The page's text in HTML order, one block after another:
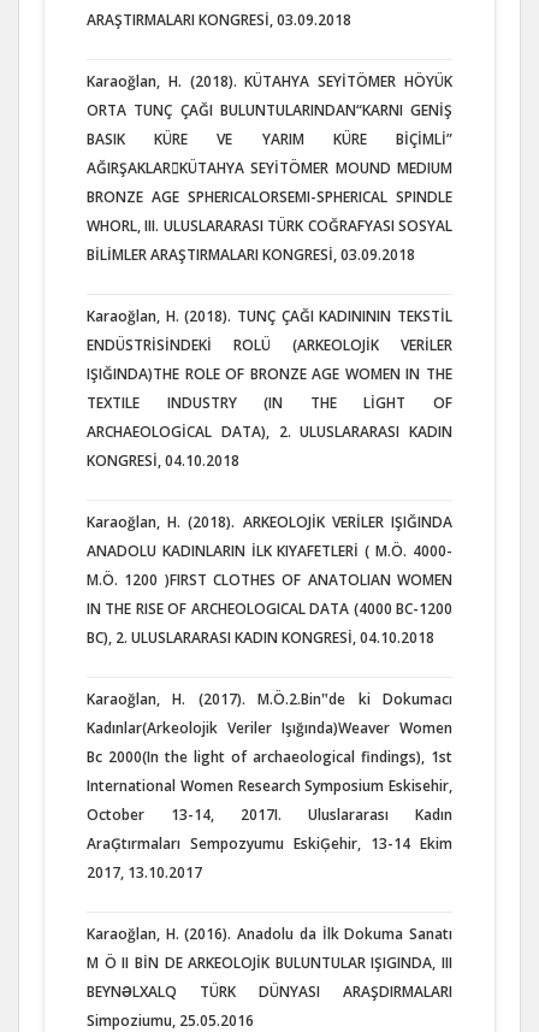
ARAŞTIRMALARI KONGRESİ, 03.09.2018
Karaoğlan, H. (2018). KÜTAHYA SEYİTÖMER HÖYÜK
ORTA TUNÇ ÇAĞI BULUNTULARINDAN“KARNI GENİŞ
BASIK KÜRE VE YARIM KÜRE BİÇİMLİ”
AĞIRŞAKLARKÜTAHYA SEYİTÖMER MOUND MEDIUM
BRONZE AGE SPHERICALORSEMI-SPHERICAL SPINDLE
WHORL, III. ULUSLARARASI TÜRK COĞRAFYASI SOSYAL
BİLİMLER ARAŞTIRMALARI KONGRESİ, 03.09.2018
Karaoğlan, H. (2018). TUNÇ ÇAĞI KADINININ TEKSTİL
ENDÜSTRİSİNDEKİ ROLÜ (ARKEOLOJİK VERİLER
IŞIĞINDA)THE ROLE OF BRONZE AGE WOMEN IN THE
TEXTILE INDUSTRY (IN THE LİGHT OF
ARCHAEOLOGİCAL DATA), 2. ULUSLARARASI KADIN
KONGRESİ, 04.10.2018
Karaoğlan, H. (2018). ARKEOLOJİK VERİLER IŞIĞINDA
ANADOLU KADINLARIN İLK KIYAFETLERİ ( M.Ö. 4000-
M.Ö. 1200 )FIRST CLOTHES OF ANATOLIAN WOMEN
IN THE RISE OF ARCHEOLOGICAL DATA (4000 BC-1200
BC), 2. ULUSLARARASI KADIN KONGRESİ, 04.10.2018
Karaoğlan, H. (2017). M.Ö.2.Bin‟de ki Dokumacı
Kadınlar(Arkeolojik Veriler Işığında)Weaver Women
Bc 2000(In the light of archaeological findings), 1st
International Women Research Symposium Eskisehir,
October 13-14, 2017I. Uluslararası Kadın
AraĢtırmaları Sempozyumu EskiĢehir, 13-14 Ekim
2017, 13.10.2017
Karaoğlan, H. (2016). Anadolu da İlk Dokuma Sanatı
M Ö II BİN DE ARKEOLOJİK BULUNTULAR IŞIGINDA, III
BEYNƏLXALQ TÜRK DÜNYASI ARAŞDIRMALARI
Simpoziumu, 25.05.2016